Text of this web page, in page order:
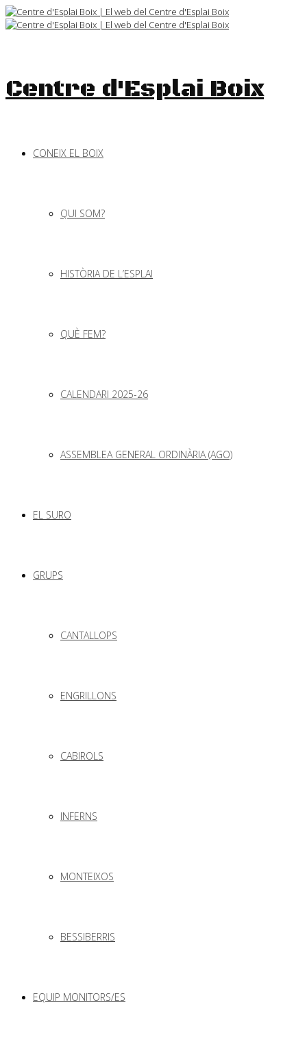
Skip
to
Centre d'Esplai Boix
CONEIX EL BOIX
QUI SOM?
HISTÒRIA DE L’ESPLAI
QUÈ FEM?
CALENDARI 2025-26
ASSEMBLEA GENERAL ORDINÀRIA (AGO)
EL SURO
GRUPS
CANTALLOPS
ENGRILLONS
CABIROLS
INFERNS
MONTEIXOS
BESSIBERRIS
EQUIP MONITORS/ES